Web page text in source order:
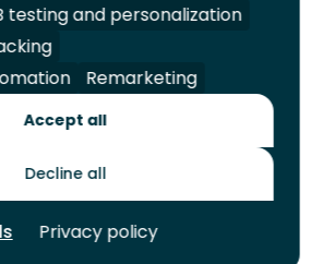
A-Z Index
Contact
testing and personalization
Remarketing
Accept all
Decline all
Privacy policy